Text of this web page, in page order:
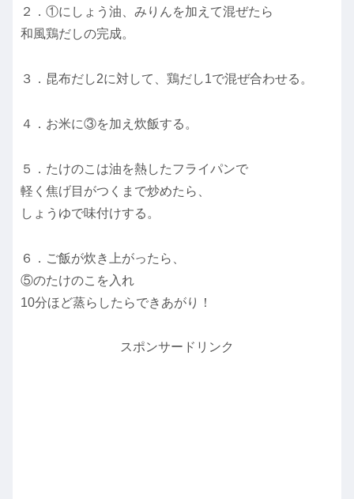
２．①にしょう油、みりんを加えて混ぜたら
和風鶏だしの完成。
３．昆布だし2に対して、鶏だし1で混ぜ合わせる。
４．お米に③を加え炊飯する。
５．たけのこは油を熱したフライパンで
軽く焦げ目がつくまで炒めたら、
しょうゆで味付けする。
６．ご飯が炊き上がったら、
⑤のたけのこを入れ
10分ほど蒸らしたらできあがり！
スポンサードリンク